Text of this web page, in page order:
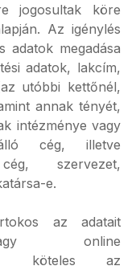
jogosultak köre
Az igénylés
adatok megadása
adatok, lakcím,
utóbbi kettőnél,
annak tényét,
intézménye vagy
cég, illetve
szervezet,
e.
az adatait
online
köteles az